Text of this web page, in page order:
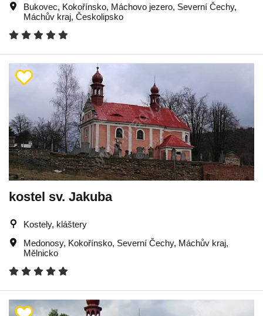
Bukovec, Kokořínsko, Máchovo jezero, Severní Čechy,
Máchův kraj, Českolipsko
kostel sv. Jakuba
Kostely, kláštery
Medonosy, Kokořínsko, Severní Čechy, Máchův kraj,
Mělnicko